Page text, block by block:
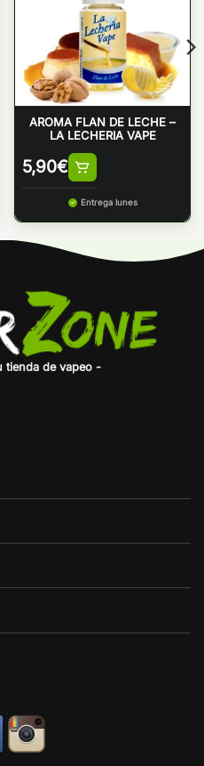
AROMA FLAN DE LECHE –
LA LECHERIA VAPE
5,90€
Entrega lunes
tienda de vapeo -